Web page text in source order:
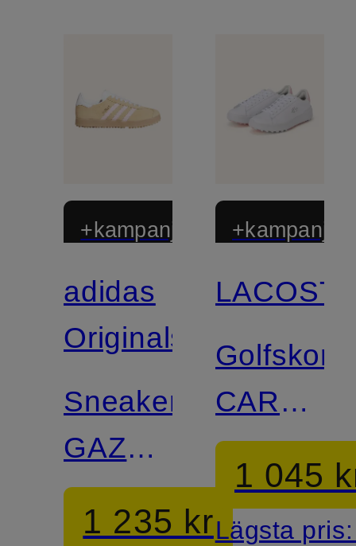
+kampanjrabatt
Certifierad
adidas
Originals
Sneakers
GAZELLE
GOLF
1 235 kr
Golfskor
GOLF
1 045
Lägsta